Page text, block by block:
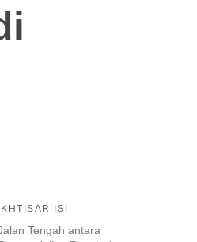
IKHTISAR ISI
Tengah antara